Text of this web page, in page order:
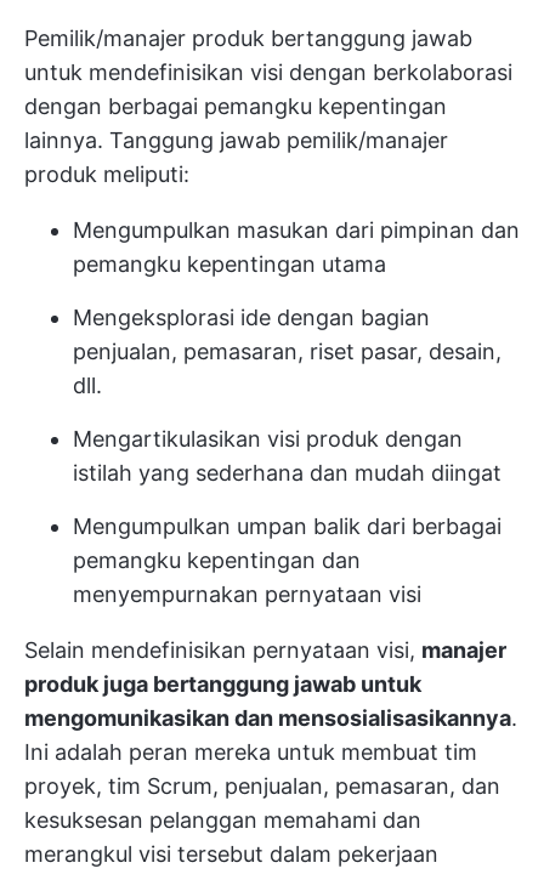
Pemilik/manajer produk bertanggung jawab
untuk mendefinisikan visi dengan berkolaborasi
dengan berbagai pemangku kepentingan
lainnya. Tanggung jawab pemilik/manajer
produk meliputi:
Mengumpulkan masukan dari pimpinan dan
pemangku kepentingan utama
Mengeksplorasi ide dengan bagian
penjualan, pemasaran, riset pasar, desain,
dll.
Mengartikulasikan visi produk dengan
istilah yang sederhana dan mudah diingat
Mengumpulkan umpan balik dari berbagai
pemangku kepentingan dan
menyempurnakan pernyataan visi
Selain mendefinisikan pernyataan visi, manajer
produk juga bertanggung jawab untuk
mengomunikasikan dan mensosialisasikannya.
Ini adalah peran mereka untuk membuat tim
proyek, tim Scrum, penjualan, pemasaran, dan
kesuksesan pelanggan memahami dan
merangkul visi tersebut dalam pekerjaan